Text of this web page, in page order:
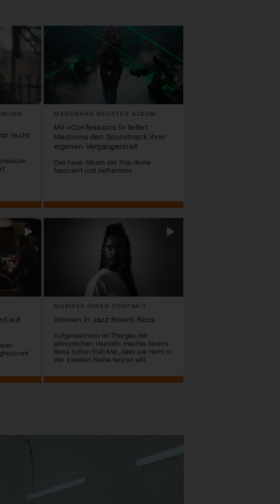
recht
MADONNAS NEUSTES ALBUM
Mit «Confessions II» liefert
Madonna den Soundtrack ihrer
eigenen Vergangenheit
Das neue Album der Pop-Ikone
fasziniert und befremdet.
auf
MUSIKER:INNEN PORTRAIT
Women in Jazz: Noemi Beza
Aufgewachsen im Thurgau, mit
äthiopischen Wurzeln, machte Noemi
Beza schon früh klar, dass sie nicht in
der zweiten Reihe tanzen will